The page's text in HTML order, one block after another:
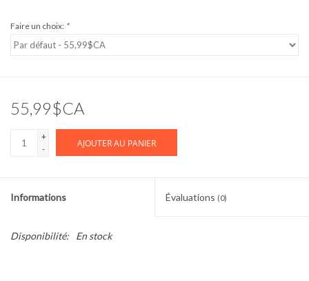
Conseils
Faire un choix: *
55,99$CA
+
-
AJOUTER AU PANIER
Informations Évaluations (0)
Disponibilité: En stock